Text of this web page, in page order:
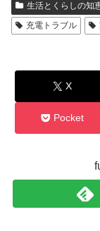
生活とくらしの知
充電トラブル
X
Pocket